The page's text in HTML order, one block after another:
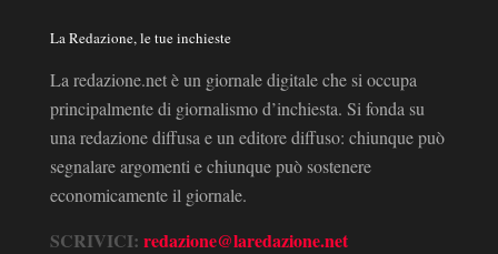
La Redazione, le tue inchieste
La redazione.net è un giornale digitale che si occupa
principalmente di giornalismo d’inchiesta. Si fonda su
una redazione diffusa e un editore diffuso: chiunque può
segnalare argomenti e chiunque può sostenere
economicamente il giornale.
SCRIVICI: redazione@laredazione.net